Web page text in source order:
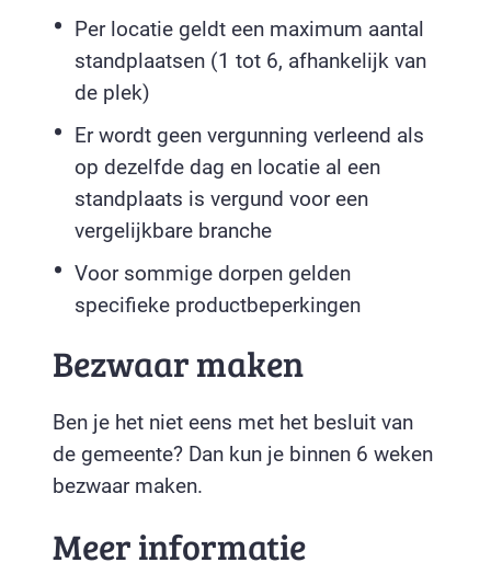
Per locatie geldt een maximum aantal
standplaatsen (1 tot 6, afhankelijk van
de plek)
Er wordt geen vergunning verleend als
op dezelfde dag en locatie al een
standplaats is vergund voor een
vergelijkbare branche
Voor sommige dorpen gelden
specifieke productbeperkingen
Bezwaar maken
Ben je het niet eens met het besluit van
de gemeente? Dan kun je binnen 6 weken
bezwaar maken.
Meer informatie